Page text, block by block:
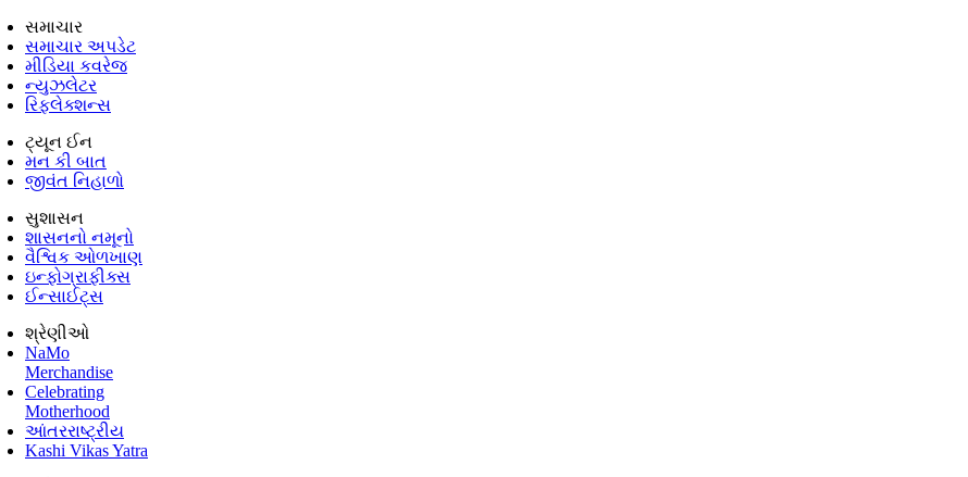
સમાચાર
સમાચાર અપડેટ
મીડિયા કવરેજ
ન્યુઝલેટર
રિફ્લેક્શન્સ
ટ્યૂન ઈન
મન કી બાત
જીવંત નિહાળો
સુશાસન
શાસનનો નમૂનો
વૈશ્વિક ઓળખાણ
ઇન્ફોગ્રાફીક્સ
ઈન્સાઈટ્સ
શ્રેણીઓ
NaMo
Merchandise
Celebrating
Motherhood
આંતરરાષ્ટ્રીય
Kashi Vikas Yatra